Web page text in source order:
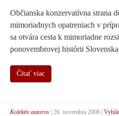
Občianska konzervatívna strana
mimoriadnych opatreniach v
sa otvára cesta k mimoriadne
ponovembrovej histórii
Čítať viac
Kolektív autorov| 26. novembra 2008